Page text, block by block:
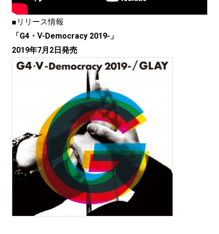
■リリース情報
「G4・Ⅴ-Democracy 2019-」
2019年7月2日発売